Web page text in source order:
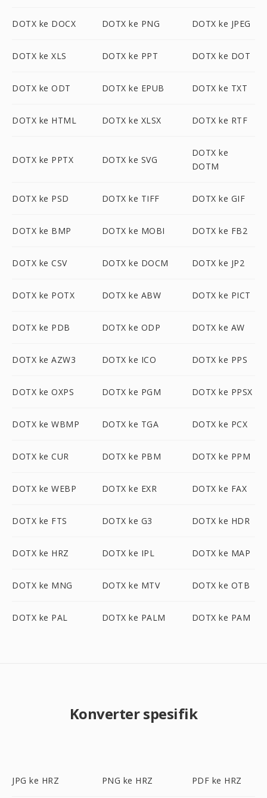
DOTX ke DOCX DOTX ke PNG DOTX ke JPEG
DOTX ke XLS DOTX ke PPT DOTX ke DOT
DOTX ke ODT DOTX ke EPUB DOTX ke TXT
DOTX ke HTML DOTX ke XLSX DOTX ke RTF
DOTX ke PPTX DOTX ke SVG
DOTX ke
DOTM
DOTX ke PSD DOTX ke TIFF DOTX ke GIF
DOTX ke BMP DOTX ke MOBI DOTX ke FB2
DOTX ke CSV DOTX ke DOCM DOTX ke JP2
DOTX ke POTX DOTX ke ABW DOTX ke PICT
DOTX ke PDB DOTX ke ODP DOTX ke AW
DOTX ke AZW3 DOTX ke ICO DOTX ke PPS
DOTX ke OXPS DOTX ke PGM DOTX ke PPSX
DOTX ke WBMP DOTX ke TGA DOTX ke PCX
DOTX ke CUR DOTX ke PBM DOTX ke PPM
DOTX ke WEBP DOTX ke EXR DOTX ke FAX
DOTX ke FTS DOTX ke G3 DOTX ke HDR
DOTX ke HRZ DOTX ke IPL DOTX ke MAP
DOTX ke MNG DOTX ke MTV DOTX ke OTB
DOTX ke PAL DOTX ke PALM DOTX ke PAM
Konverter spesifik
JPG ke HRZ PNG ke HRZ PDF ke HRZ